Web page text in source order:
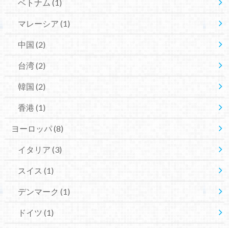
ベトナム (1)
マレーシア (1)
中国 (2)
台湾(2)
韓国 (2)
香港 (1)
ヨーロッパ(8)
イタリア (3)
スイス (1)
デンマーク (1)
ドイツ (1)